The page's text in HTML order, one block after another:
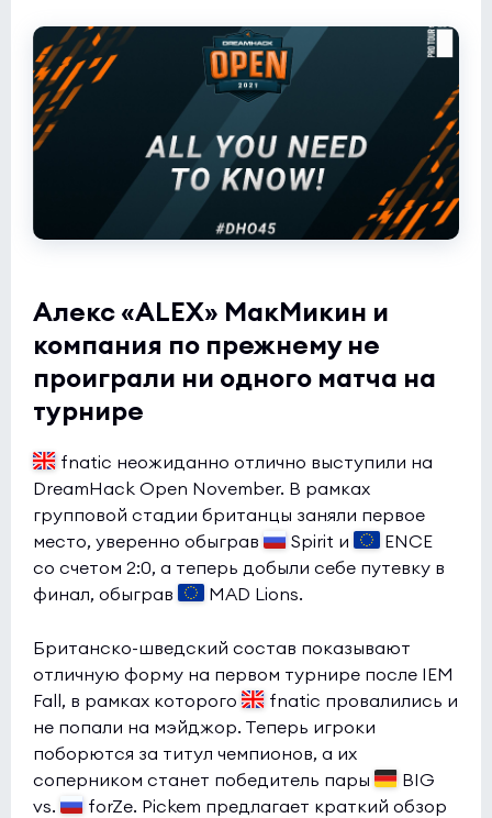
Алекс «ALEX» МакМикин и
компания по прежнему не
проиграли ни одного матча на
турнире
fnatic неожиданно отлично выступили на
DreamHack Open November. В рамках
групповой стадии британцы заняли первое
место, уверенно обыграв
Spirit и
ENCE
со счетом 2:0, а теперь добыли себе путевку в
финал, обыграв
MAD Lions.
Британско-шведский состав показывают
отличную форму на первом турнире после IEM
Fall, в рамках которого
fnatic провалились и
не попали на мэйджор. Теперь игроки
поборются за титул чемпионов, а их
соперником станет победитель пары
BIG
vs.
forZe. Pickem предлагает краткий обзор